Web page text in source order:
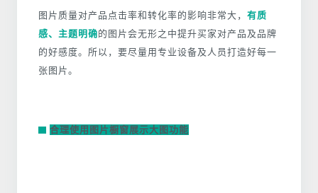
图片质量对产品点击率和转化率的影响非常大， 有质
感、主题明确的图片会无形之中提升买家对产品及品牌
的好感度。所以 ，要尽量用专业设备及人员打造好每一
张图片。
合理使用图片橱窗展示大图功能